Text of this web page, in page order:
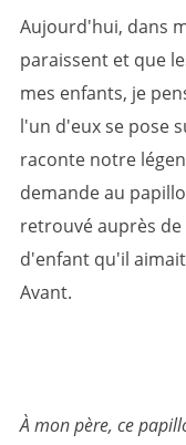
Aujourd'hui, dans
paraissent et que
mes enfants, je
l'un d'eux se pose
raconte notre
demande au
retrouvé auprès
d'enfant qu'il
Avant.
À mon père, ce